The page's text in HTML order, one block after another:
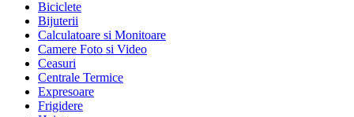
Biciclete
Bijuterii
Calculatoare si Monitoare
Camere Foto si Video
Ceasuri
Centrale Termice
Expresoare
Frigidere